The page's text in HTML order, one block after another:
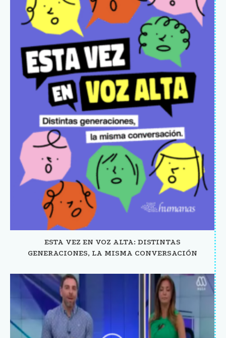
ESTA VEZ EN VOZ ALTA: DISTINTAS
GENERACIONES, LA MISMA CONVERSACIÓN